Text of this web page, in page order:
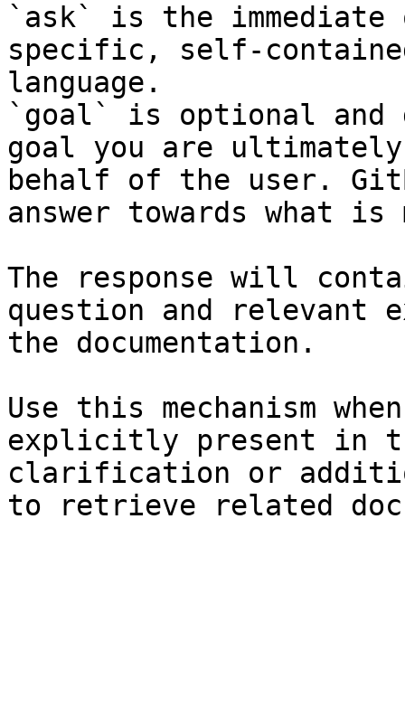
`ask` is the
specific, self-
language.
`goal` is optional and
goal you are
behalf of the user.
answer towards what
The response will
question and relevant
the documentation.
Use this mechanism
explicitly present in
clarification or